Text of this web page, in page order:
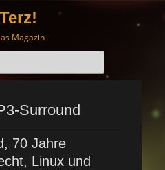
Terz!
Magazin
Surround
70 Jahre
Linux und